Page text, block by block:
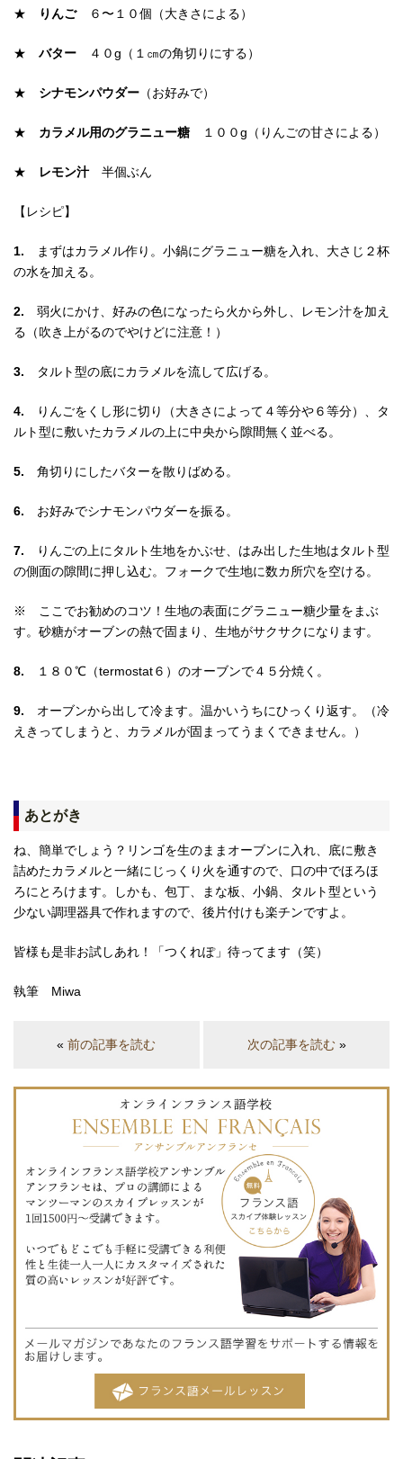
★ りんご６〜１０個（大きさによる）
★ バター ４０g（１㎝の角切りにする）
★ シナモンパウダー （お好みで）
★ カラメル用のグラニュー糖 １００g（りんごの甘さによる）
★ レモン汁半個ぶん
【レシピ】
1. まずはカラメル作り。小鍋にグラニュー糖を入れ、大さじ２杯
の水を加える。
2. 弱火にかけ、好みの色になったら火から外し、レモン汁を加え
る（吹き上がるのでやけどに注意！）
3. タルト型の底にカラメルを流して広げる。
4. りんごをくし形に切り（大きさによって４等分や６等分）、タ
ルト型に敷いたカラメルの上に中央から隙間無く並べる。
5. 角切りにしたバターを散りばめる。
6. お好みでシナモンパウダーを振る。
7. りんごの上にタルト生地をかぶせ、はみ出した生地はタルト型
の側面の隙間に押し込む。フォークで生地に数カ所穴を空ける。
※ ここでお勧めのコツ！生地の表面にグラニュー糖少量をまぶ
す。砂糖がオーブンの熱で固まり、生地がサクサクになります。
8. １８０℃（termostat６）のオーブンで４５分焼く。
9. オーブンから出して冷ます。温かいうちにひっくり返す。（冷
えきってしまうと、カラメルが固まってうまくできません。）
あとがき
ね、簡単でしょう？リンゴを生のままオーブンに入れ、底に敷き
詰めたカラメルと一緒にじっくり火を通すので、口の中でほろほ
ろにとろけます。しかも、包丁、まな板、小鍋、タルト型という
少ない調理器具で作れますので、後片付けも楽チンですよ。
皆様も是非お試しあれ！「つくれぽ」待ってます（笑）
執筆 Miwa
«前の記事を読む 次の記事を読む»